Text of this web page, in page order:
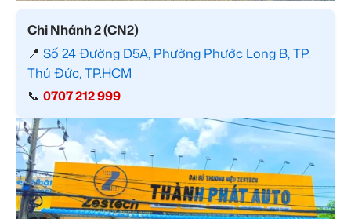
Chi Nhánh 2 (CN2)
📍 Số 24 Đường D5A, Phường Phước Long B, TP.
Thủ Đức, TP.HCM
📞 0707 212 999